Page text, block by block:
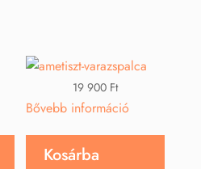
19 900 Ft
Bővebb információ
Kosárba